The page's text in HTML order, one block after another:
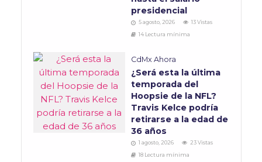
presidencial
5 agosto, 2026
13 Vistas
14 Lectura mínima
CdMx Ahora
¿Será esta la última
temporada del
Hoopsie de la NFL?
Travis Kelce podría
retirarse a la edad de
36 años
1 agosto, 2026
23 Vistas
18 Lectura mínima